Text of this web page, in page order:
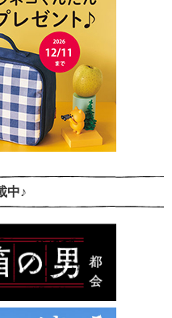
中♪